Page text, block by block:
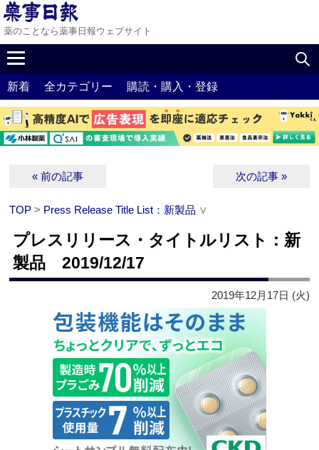
薬のことなら薬事日報ウェブサイト
新着 全カテゴリー 購読・購入・登録
« 前の記事 次の記事 »
TOP > Press Release Title List：新製品 ∨
プレスリリース・タイトルリスト：新
製品 2019/12/17
2019年12月17日 (火)